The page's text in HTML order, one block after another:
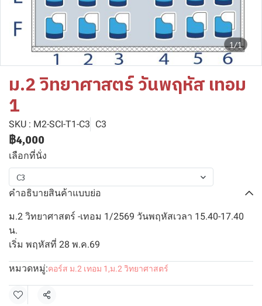
1/1
ม.2 วิทยาศาสตร์ วันพฤหัส เทอม
1
SKU : M2-SCI-T1-C3 C3
฿4,000
เลือกที่นั่ง
C3
คำอธิบายสินค้าแบบย่อ
ม.2 วิทยาศาสตร์ -เทอม 1/2569 วันพฤหัสเวลา 15.40-17.40
น.
เริ่ม พฤหัสที่ 28 พ.ค.69
หมวดหมู่:คอร์ส ม.2 เทอม 1 ,ม.2 วิทยาศาสตร์
แชร์